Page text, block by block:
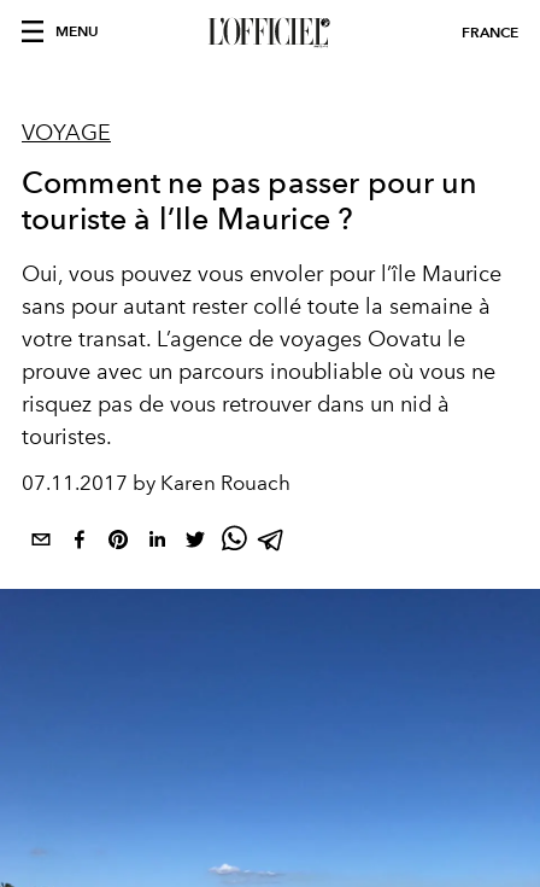
MENU FRANCE
VOYAGE
Comment ne pas passer pour un
touriste à l’Ile Maurice ?
Oui, vous pouvez vous envoler pour l’île Maurice
sans pour autant rester collé toute la semaine à
votre transat. L’agence de voyages Oovatu le
prouve avec un parcours inoubliable où vous ne
risquez pas de vous retrouver dans un nid à
touristes.
07.11.2017 by Karen Rouach